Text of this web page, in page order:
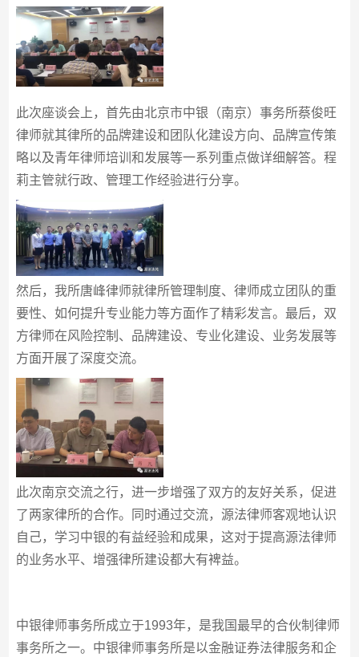
此次座谈会上，首先由北京市中银（南京）事务所蔡俊旺
律师就其律所的品牌建设和团队化建设方向、品牌宣传策
略以及青年律师培训和发展等一系列重点做详细解答。程
莉主管就行政、管理工作经验进行分享。
然后，我所唐峰律师就律所管理制度、律师成立团队的重
要性、如何提升专业能力等方面作了精彩发言。最后，双
方律师在风险控制、品牌建设、专业化建设、业务发展等
方面开展了深度交流。
此次南京交流之行，进一步增强了双方的友好关系，促进
了两家律所的合作。同时通过交流，源法律师客观地认识
自己，学习中银的有益经验和成果，这对于提高源法律师
的业务水平、增强律所建设都大有裨益。
中银律师事务所成立于1993年，是我国最早的合伙制律师
事务所之一。中银律师事务所是以金融证券法律服务和企